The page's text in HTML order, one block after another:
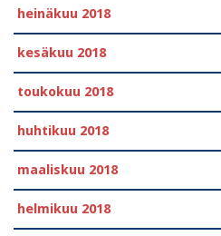
heinäkuu 2018
kesäkuu 2018
toukokuu 2018
huhtikuu 2018
maaliskuu 2018
helmikuu 2018